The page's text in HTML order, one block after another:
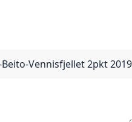
Vennisfjellet 2pkt 2019